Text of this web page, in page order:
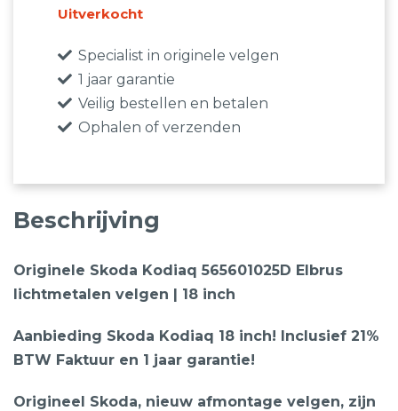
€1.599,00.
€599,99.
Uitverkocht
Specialist in originele velgen
1 jaar garantie
Veilig bestellen en betalen
Ophalen of verzenden
Beschrijving
Originele Skoda Kodiaq 565601025D Elbrus
lichtmetalen velgen | 18 inch
Aanbieding Skoda Kodiaq 18 inch! Inclusief 21%
BTW Faktuur en 1 jaar garantie!
Origineel Skoda, nieuw afmontage velgen, zijn